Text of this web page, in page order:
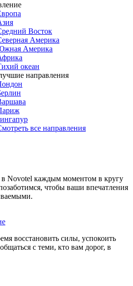
Восток
Америка
Америка
океан
направления
все направления
в Novotel каждым моментом в кругу
чтобы ваши впечатления
восстановить силы, успокоить
с теми, кто вам дорог, в